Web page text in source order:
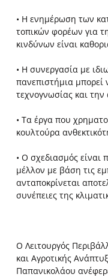
• Η ενημέρωση των
τοπικών φορέων για
κινδύνων είναι
• Η συνεργασία με
πανεπιστήμια μπορεί
τεχνογνωσίας και
• Τα έργα που
κουλτούρα
• Ο σχεδιασμός είναι
μέλλον με βάση τις
ανταποκρίνεται
συνέπειες της
Ο Λειτουργός
και Αγροτικής
Παπανικολάου